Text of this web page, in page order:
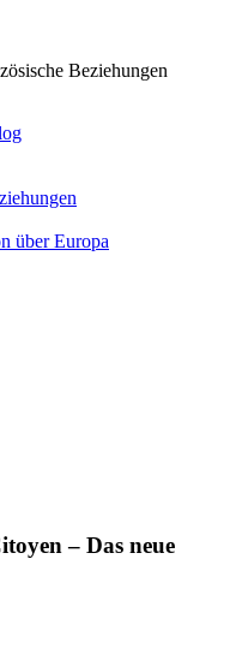
Beziehungen
über Europa
– Das neue